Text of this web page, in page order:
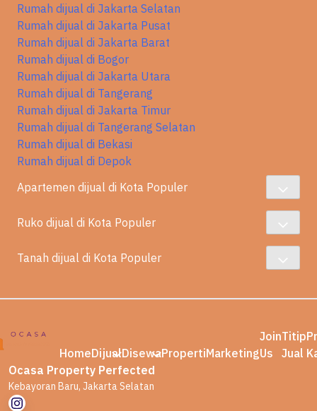
Rumah dijual di Jakarta Selatan
Rumah dijual di Jakarta Pusat
Rumah dijual di Jakarta Barat
Rumah dijual di Bogor
Rumah dijual di Jakarta Utara
Rumah dijual di Tangerang
Rumah dijual di Jakarta Timur
Rumah dijual di Tangerang Selatan
Rumah dijual di Bekasi
Rumah dijual di Depok
Apartemen dijual di Kota Populer
Ruko dijual di Kota Populer
Tanah dijual di Kota Populer
HomeDijualDisewaPropertiMarketing
Join
Us
Titip
Jual
Ocasa Property Perfected
Kebayoran Baru, Jakarta Selatan